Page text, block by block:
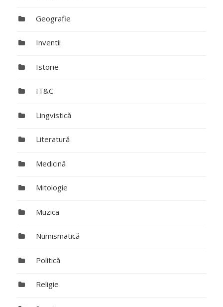
Geografie
Inventii
Istorie
IT&C
Lingvistică
Literatură
Medicină
Mitologie
Muzica
Numismatică
Politică
Religie